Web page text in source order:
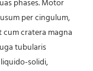
phases. Motor
per cingulum,
cratera magna
tubularis
solidi,